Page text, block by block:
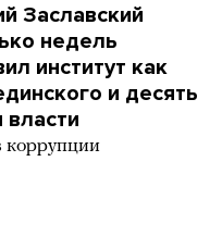
Заславский
недель
институт как
и десять
власти
коррупции